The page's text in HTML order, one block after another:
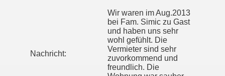
Nachricht:
Wir waren im Aug.2013
bei Fam. Simic zu Gast
und haben uns sehr
wohl gefühlt. Die
Vermieter sind sehr
zuvorkommend und
freundlich. Die